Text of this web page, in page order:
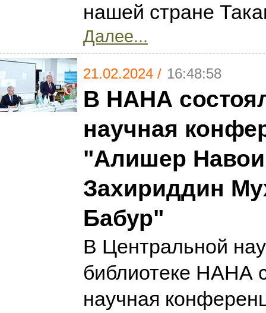
нашей стране
Далее...
21.02.2024 / 16:48:58
В НАНА
научная
"Алишер
Захириддин
Бабур"
В Центральной
библиотеке НАНА
научная